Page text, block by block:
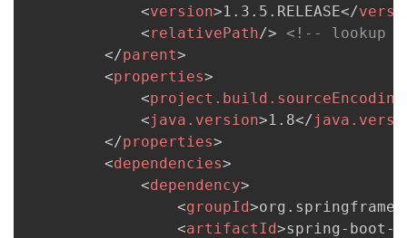
<version>1.3.5.RELEASE</
<relativePath/>
<!-- lookup
</parent>
<properties>
<project.build.sourceEncoding
<java.version>1.8</
</properties>
<dependencies>
<dependency>
<groupId>
<artifactId>spring-boot-